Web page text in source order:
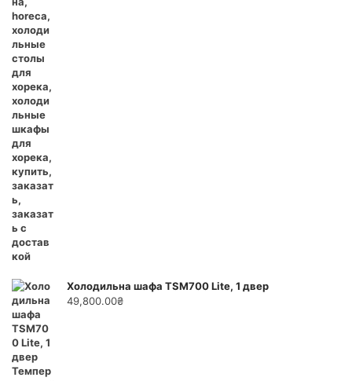
Холодильна шафа TSM700 Lite, 1 двер
49,800.00₴